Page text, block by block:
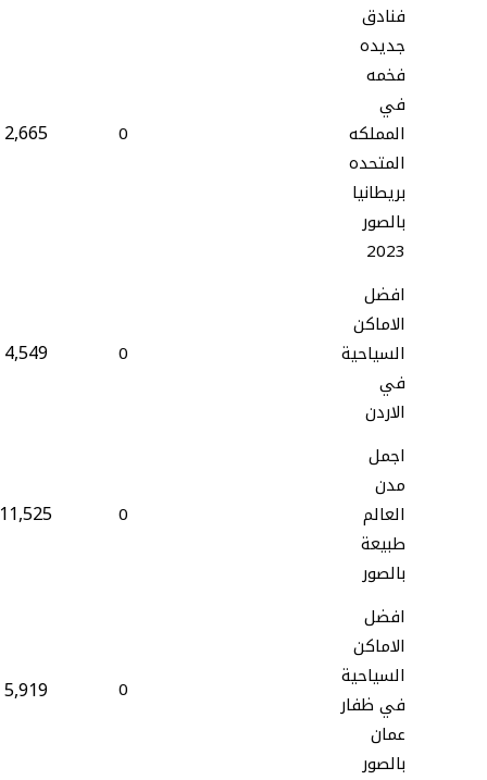
فنادق
جديده
فخمه
في
المملكه
المتحده
بريطانيا
بالصور
2023
0
2,665
افضل
الاماكن
السياحية
في
الاردن
0
4,549
اجمل
مدن
العالم
طبيعة
بالصور
0
11,525
افضل
الاماكن
السياحية
في ظفار
عمان
بالصور
0
5,919